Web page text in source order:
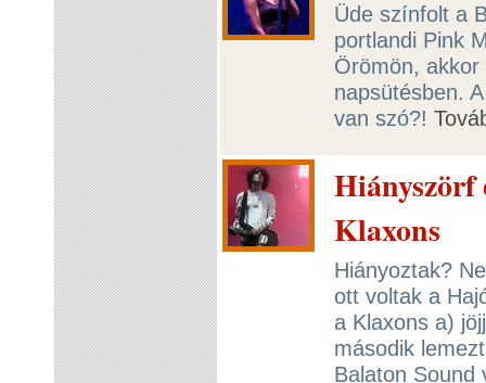
Üde színfolt a
portlandi Pink
Örömön,
napsütésben.
van szó?!
Hiányszörf
Klaxons
Hiányoztak?
ott voltak a
a Klaxons a)
második
Balaton